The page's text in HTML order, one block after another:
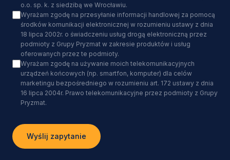
o.o. sp. k. z siedzibą we Wrocławiu.
Wyrażam zgodę na przesyłanie informacji handlowej za pomocą
środków komunikacji elektronicznej w rozumieniu ustawy z dnia
18 lipca 2002r. o świadczeniu usług drogą elektroniczną przez
podmioty z Grupy Pryzmat w zakresie produktów i usług
oferowanych przez te podmioty.
Wyrażam zgodę na używanie moich telekomunikacyjnych
urządzeń końcowych (np. smartfon, komputer) dla celów
marketingu bezpośredniego w rozumieniu art. 172 ustawy z dnia
16 lipca 2004r. Prawo telekomunikacyjne przez podmioty z Grupy
Pryzmat.
Wyślij zapytanie